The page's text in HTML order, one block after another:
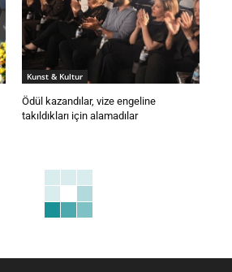
Kunst & Kultur
Ödül kazandılar, vize engeline
takıldıkları için alamadılar